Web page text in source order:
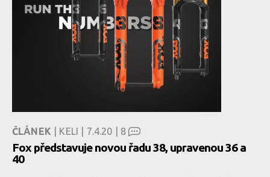
ČLÁNEK | KELI | 7.4.20 | 8
Fox představuje novou řadu 38, upravenou 36 a
40